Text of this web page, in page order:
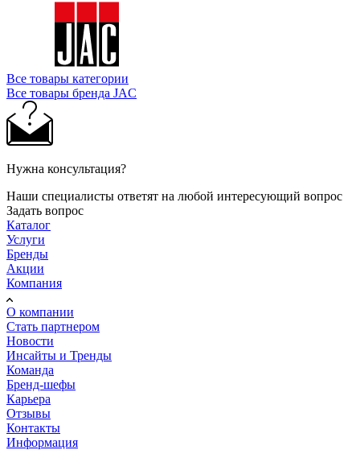
Все товары категории
Все товары бренда JAC
Нужна консультация?
Наши специалисты ответят на любой интересующий вопрос
Задать вопрос
Каталог
Услуги
Бренды
Акции
Компания
О компании
Стать партнером
Новости
Инсайты и Тренды
Команда
Бренд-шефы
Карьера
Отзывы
Контакты
Информация